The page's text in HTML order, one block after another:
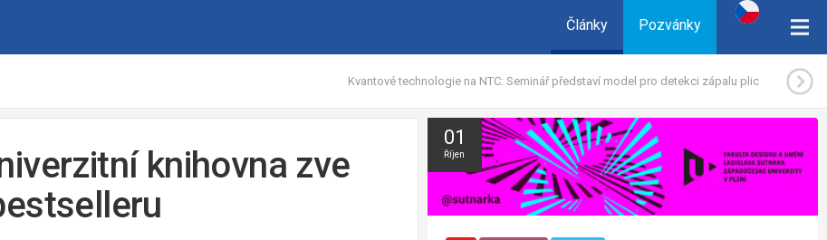
Články Pozvánky
Kvantové technologie na NTC: Seminář představí model pro detekci zápalu plic
knihovna zve
01
Říjen